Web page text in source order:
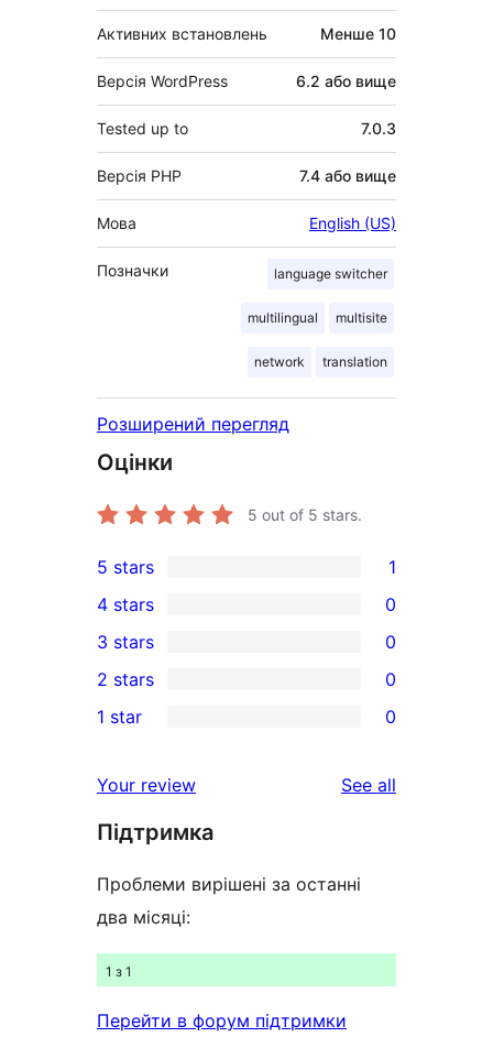
Активних встановлень Менше 10
Версія WordPress 6.2 або вище
Tested up to 7.0.3
Версія PHP 7.4 або вище
Мова English (US)
Позначки language switcher
multilingual multisite
network translation
Розширений перегляд
Оцінки
5 out of 5 stars.
1
5-
star
review
5 stars 1
4-
star
reviews
4 stars 0
0
3-
star
3 stars 0
2-
reviews
2 stars 0
star
reviews
1 star 0
Your review See all
Підтримка
Проблеми вирішені за останні
два місяці:
1 з 1
Перейти в форум підтримки